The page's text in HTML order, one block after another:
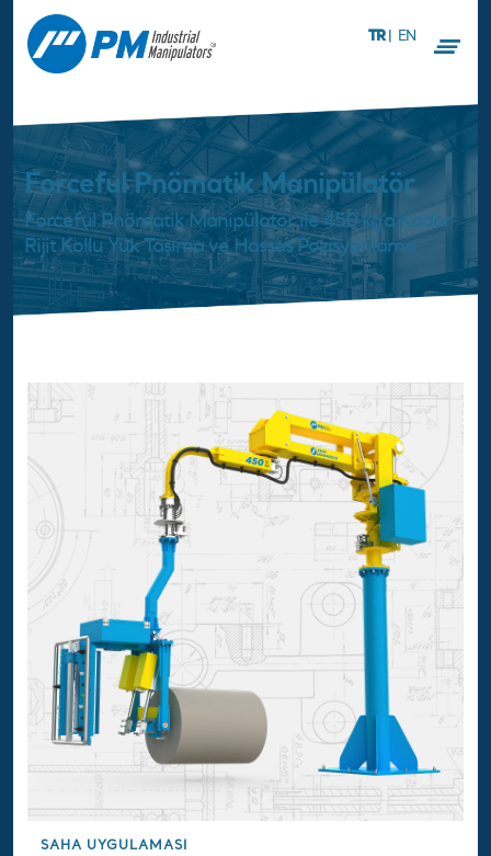
TR| EN
Forceful Pnömatik Manipülatör
Forceful Pnömatik Manipülatör ile 450 kg’a Kadar
Rijit Kollu Yük Taşıma ve Hassas Pozisyonlama
SAHA UYGULAMASI